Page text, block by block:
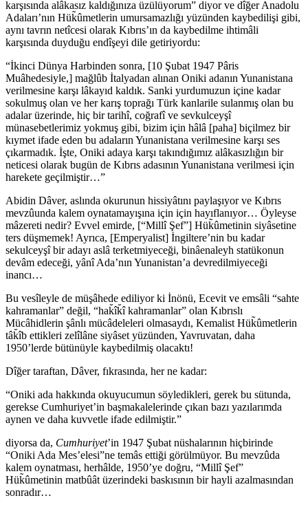
karşısında alâkasız kaldığınıza üzülüyorum” diyor ve dîğer Anadolu
Adaları’nın Hük̃ûmetlerin umursamazlığı yüzünden kaybedilişi gibi,
aynı tavrın netîcesi olarak Kıbrıs’ın da kaybedilme ihtimâli
karşısında duyduğu endîşeyi dile getiriyordu:
“İkinci Dünya Harbinden sonra, [10 Şubat 1947 Pâris
Muâhedesiyle,] mağlûb İtalyadan alınan Oniki adanın Yunanistana
verilmesine karşı lâkayıd kaldık. Sanki yurdumuzun içine kadar
sokulmuş olan ve her karış toprağı Türk kanlarile sulanmış olan bu
adalar üzerinde, hiç bir tarihî, coğrafî ve sevkulceyşî
münasebetlerimiz yokmuş gibi, bizim için hâlâ [paha] biçilmez bir
kıymet ifade eden bu adaların Yunanistana verilmesine karşı ses
çıkarmadık. İşte, Oniki adaya karşı takındığımız alâkasızlığın bir
neticesi olarak bugün de Kıbrıs adasının Yunanistana verilmesi için
harekete geçilmiştir…”
Abidin Dâver, aslında okurunun hissiyâtını paylaşıyor ve Kıbrıs
mevzûunda kalem oynatamayışına için için hayıflanıyor… Öyleyse
mâzereti nedir? Evvel emirde, [“Millî Şef”] Hük̃ûmetinin siyâsetine
ters düşmemek! Ayrıca, [Emperyalist] İngiltere’nin bu kadar
sekulceyşî bir adayı aslâ terketmiyeceği, binâenaleyh statükonun
devâm edeceği, yânî Ada’nın Yunanistan’a devredilmiyeceği
inancı…
Bu vesîleyle de müşâhede ediliyor ki İnönü, Ecevit ve emsâli “sahte
kahramanlar” değil, “hak̆îk̆î kahramanlar” olan Kıbrıslı
Mücâhidlerin şânlı mücâdeleleri olmasaydı, Kemalist Hük̃ûmetlerin
tâk̆îb ettikleri zelîlâne siyâset yüzünden, Yavruvatan, daha
1950’lerde bütünüyle kaybedilmiş olacaktı!
Dîğer taraftan, Dâver, fıkrasında, her ne kadar:
“Oniki ada hakkında okuyucumun söyledikleri, gerek bu sütunda,
gerekse Cumhuriyet’in başmakalelerinde çıkan bazı yazılarımda
aynen ve daha kuvvetle ifade edilmiştir.”
diyorsa da, Cumhuriyet’in 1947 Şubat nüshalarının hiçbirinde
“Oniki Ada Mes’elesi”ne temâs ettiği görülmüyor. Bu mevzûda
kalem oynatması, herhâlde, 1950’ye doğru, “Millî Şef”
Hük̃ûmetinin matbûât üzerindeki baskısının bir hayli azalmasından
sonradır…